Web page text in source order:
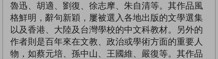
魯迅、胡適、劉復、徐志摩、朱自清等。其作品風
格鮮明，辭句新穎，屢被選入各地出版的文學選集
以及香港、大陸及台灣學校的中文科教材。另外的
作者則是百年來在文教、政治或學術方面的重要人
物，如蔡元培、孫中山、王國維、嚴復等。其作品